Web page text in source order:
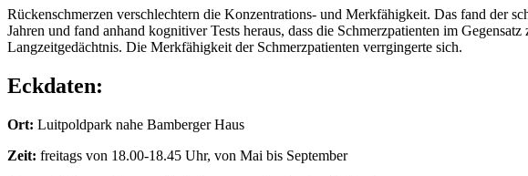
Rückenschmerzen verschlechtern die Konzentrations- und Merkfähigkeit. Das fand der
Jahren und fand anhand kognitiver Tests heraus, dass die Schmerzpatienten im
Langzeitgedächtnis. Die Merkfähigkeit der Schmerzpatienten verrgingerte sich.
Eckdaten:
Ort: Luitpoldpark nahe Bamberger Haus
Zeit: freitags von 18.00-18.45 Uhr, von Mai bis September